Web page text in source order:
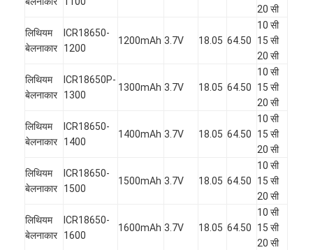
प्राथमिक लिथियम बैटरी
हाइब्रिड कार बैटरी
20 सी
लिथियम
बेलनाकार
ICR18650-
1200
1200mAh 3.7V 18.05 64.50
10 सी
15 सी
20 सी
लिथियम
बेलनाकार
ICR18650P-
1300
1300mAh 3.7V 18.05 64.50
10 सी
15 सी
20 सी
लिथियम
बेलनाकार
ICR18650-
1400
1400mAh 3.7V 18.05 64.50
10 सी
15 सी
20 सी
लिथियम
बेलनाकार
ICR18650-
1500
1500mAh 3.7V 18.05 64.50
10 सी
15 सी
20 सी
लिथियम
बेलनाकार
ICR18650-
1600
1600mAh 3.7V 18.05 64.50
10 सी
15 सी
20 सी